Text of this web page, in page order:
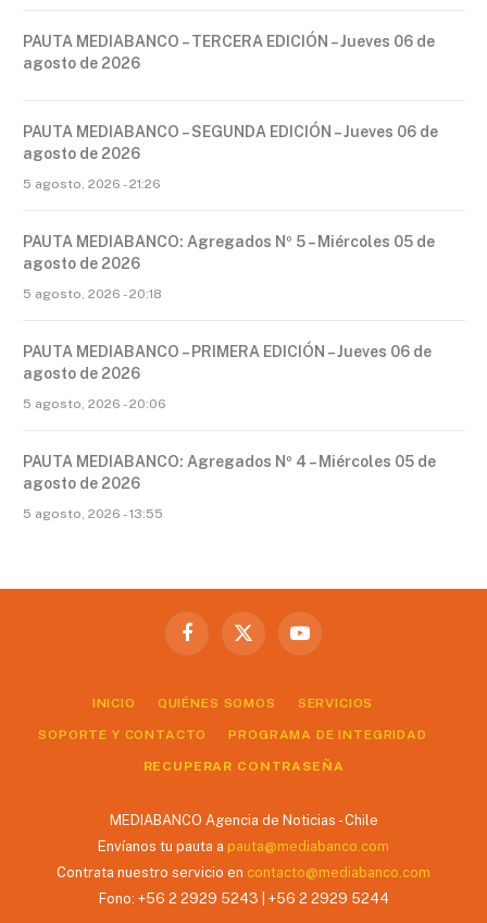
PAUTA MEDIABANCO – TERCERA EDICIÓN – Jueves 06 de
agosto de 2026
PAUTA MEDIABANCO – SEGUNDA EDICIÓN – Jueves 06 de
agosto de 2026
5 agosto, 2026 - 21:26
PAUTA MEDIABANCO: Agregados Nº 5 – Miércoles 05 de
agosto de 2026
5 agosto, 2026 - 20:18
PAUTA MEDIABANCO – PRIMERA EDICIÓN – Jueves 06 de
agosto de 2026
5 agosto, 2026 - 20:06
PAUTA MEDIABANCO: Agregados Nº 4 – Miércoles 05 de
agosto de 2026
5 agosto, 2026 - 13:55
Facebook
X
YouTube
INICIO QUIÉNES SOMOS SERVICIOS
SOPORTE Y CONTACTO PROGRAMA DE INTEGRIDAD
RECUPERAR CONTRASEÑA
MEDIABANCO Agencia de Noticias - Chile
Envíanos tu pauta a pauta@mediabanco.com
Contrata nuestro servicio en contacto@mediabanco.com
Fono: +56 2 2929 5243 | +56 2 2929 5244